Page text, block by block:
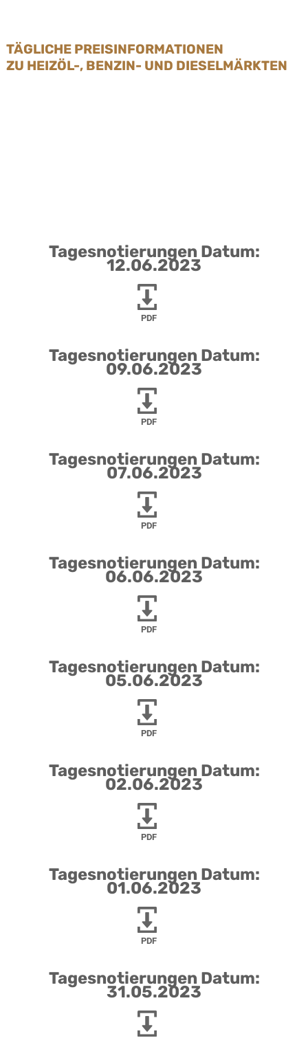
TÄGLICHE PREISINFORMATIONEN
ZU HEIZÖL-, BENZIN- UND DIESELMÄRKTEN
Tagesnotierungen Datum:
12.06.2023
PDF
Tagesnotierungen Datum:
09.06.2023
PDF
Tagesnotierungen Datum:
07.06.2023
PDF
Tagesnotierungen Datum:
06.06.2023
PDF
Tagesnotierungen Datum:
05.06.2023
PDF
Tagesnotierungen Datum:
02.06.2023
PDF
Tagesnotierungen Datum:
01.06.2023
PDF
Tagesnotierungen Datum:
31.05.2023